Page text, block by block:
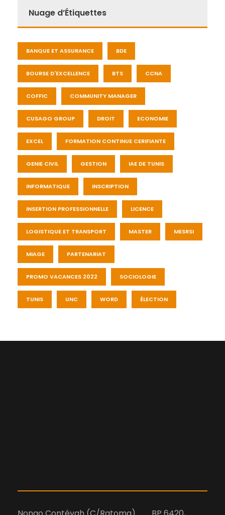
Nuage d’Étiquettes
BANQUE ET ASSURANCE BDE
BOURSE D'EXCELLENCE BTS CCNA
COFFIC COMMUNITY MANAGER
CUSAGO GROUP DROIT ECONOMIE
EXCEL FORMATION CONTINUE CERIFIANTE
GENIE CIVIL GESTION IAE DE TUNIS
INFORMATIQUE INSCRIPTION
INSERTION PROFESSIONNELLE LICENCE
LOGISTIQUE ET TRANSPORT MASTER MESRSI
MIAGE PARTENARIAT
PROMO VACANCES 2022 SOCIOLOGIE
TUNIS UNC WORD ÉLECTION